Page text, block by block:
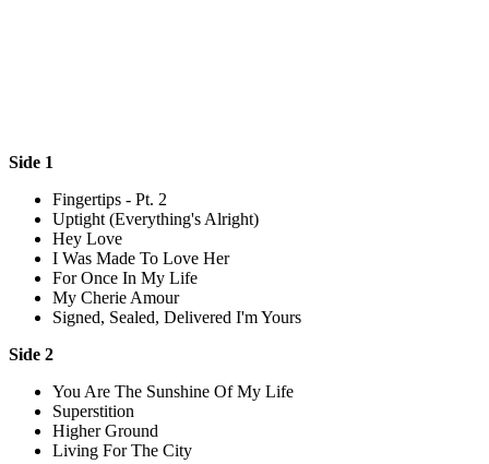
Side 1
Fingertips - Pt. 2
Uptight (Everything's Alright)
Hey Love
I Was Made To Love Her
For Once In My Life
My Cherie Amour
Signed, Sealed, Delivered I'm Yours
Side 2
You Are The Sunshine Of My Life
Superstition
Higher Ground
Living For The City